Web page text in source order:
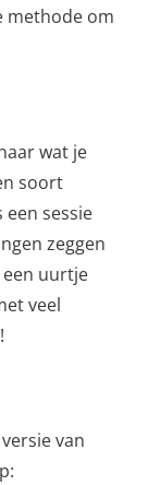
methode om
wat je
soort
sessie
zeggen
uurtje
veel
van